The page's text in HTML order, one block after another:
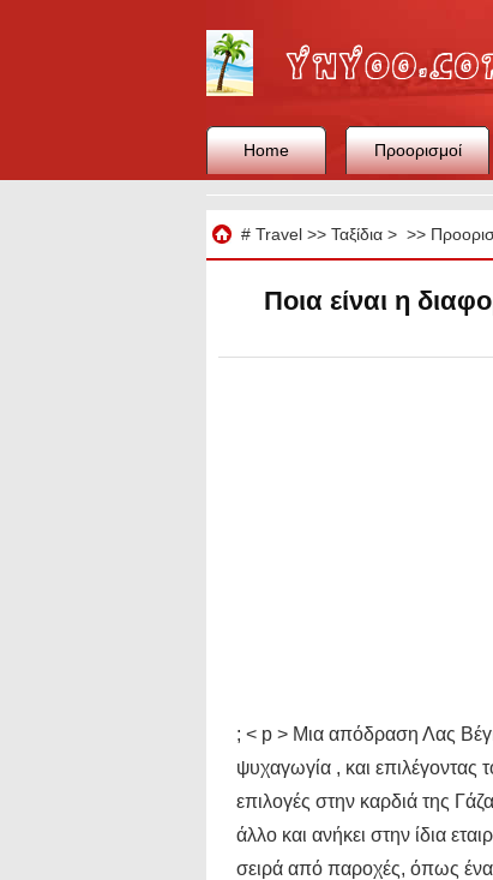
Home Προορισμοί
# Travel>> Ταξίδια> >>
Ποια είναι η
; < p > Μια απόδραση Λας
ψυχαγωγία , και επιλέγοντας
επιλογές στην καρδιά της
άλλο και ανήκει στην ίδια
σειρά από παροχές, όπως ένα